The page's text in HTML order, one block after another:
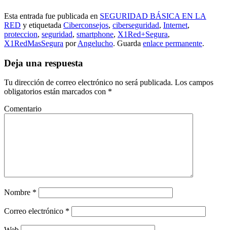
Esta entrada fue publicada en SEGURIDAD BÁSICA EN LA
RED y etiquetada Ciberconsejos, ciberseguridad, Internet,
proteccion, seguridad, smartphone, X1Red+Segura,
X1RedMasSegura porAngelucho. Guarda enlace permanente.
Deja una respuesta
Tu dirección de correo electrónico no será publicada. Los campos
obligatorios están marcados con *
Comentario
Nombre *
Correo electrónico *